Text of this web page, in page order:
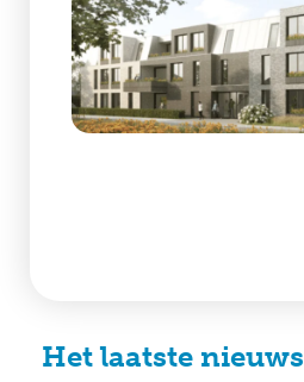
Het laatste nieuws